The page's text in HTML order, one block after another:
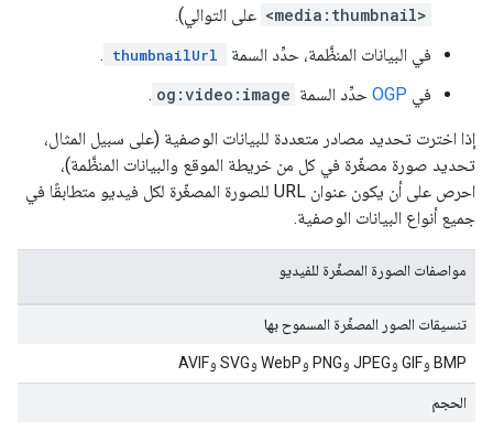
<media:thumbnail> على التوالي).
في البيانات المنظَّمة، حدِّد السمة
thumbnailUrl
.
في OGP حدِّد السمة og:video:image
.
إذا اخترت تحديد مصادر متعددة للبيانات الوصفية (على سبيل المثال،
تحديد صورة مصغّرة في كل من خريطة الموقع والبيانات المنظَّمة)،
احرص على أن يكون عنوان URL للصورة المصغّرة لكل فيديو متطابقًا في
جميع أنواع البيانات الوصفية.
مواصفات الصورة المصغّرة للفيديو
تنسيقات الصور المصغّرة المسموح بها
‫BMP وGIF وJPEG وPNG وWebP وSVG وAVIF
الحجم